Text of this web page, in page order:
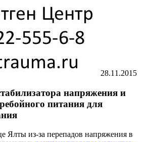
28.11.2015
напряжения и
питания для
Ялты из-за перепадов напряжения в